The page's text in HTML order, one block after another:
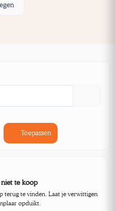
Toepassen
te koop
terug te vinden. Laat je verwittigen
opduikt.